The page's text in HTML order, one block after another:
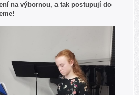
na výbornou, a tak postupují do